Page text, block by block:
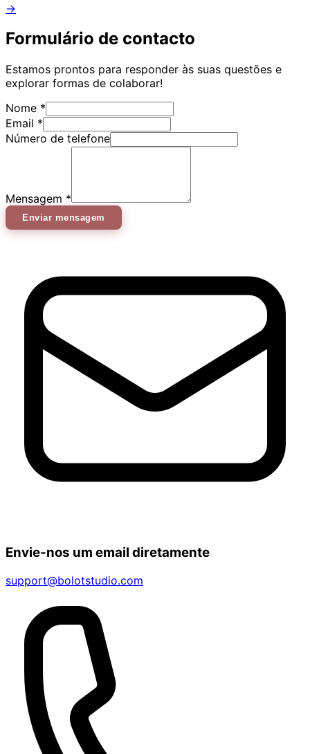
→
Formulário de contacto
Estamos prontos para responder às suas questões e
explorar formas de colaborar!
Nome *
Email *
Número de telefone
Mensagem *
Enviar mensagem
Envie-nos um email diretamente
support@bolotstudio.com